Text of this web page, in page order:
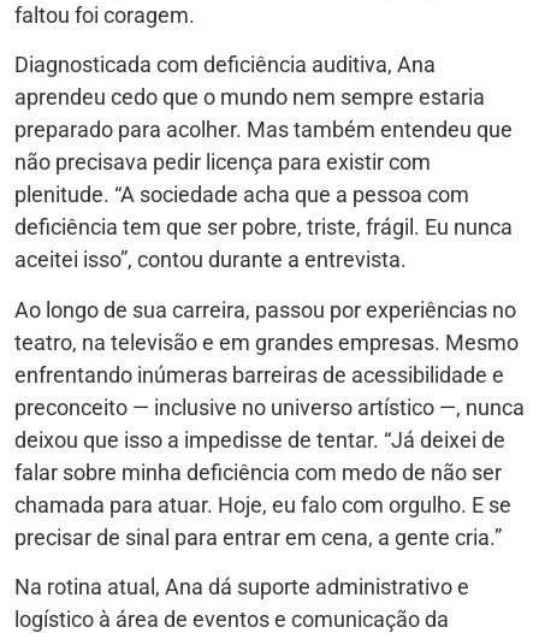
faltou foi coragem.
Diagnosticada com deficiência auditiva, Ana
aprendeu cedo que o mundo nem sempre estaria
preparado para acolher. Mas também entendeu que
não precisava pedir licença para existir com
plenitude. “A sociedade acha que a pessoa com
deficiência tem que ser pobre, triste, frágil. Eu nunca
aceitei isso”, contou durante a entrevista.
Ao longo de sua carreira, passou por experiências no
teatro, na televisão e em grandes empresas. Mesmo
enfrentando inúmeras barreiras de acessibilidade e
preconceito — inclusive no universo artístico —, nunca
deixou que isso a impedisse de tentar. “Já deixei de
falar sobre minha deficiência com medo de não ser
chamada para atuar. Hoje, eu falo com orgulho. E se
precisar de sinal para entrar em cena, a gente cria.”
Na rotina atual, Ana dá suporte administrativo e
logístico à área de eventos e comunicação da